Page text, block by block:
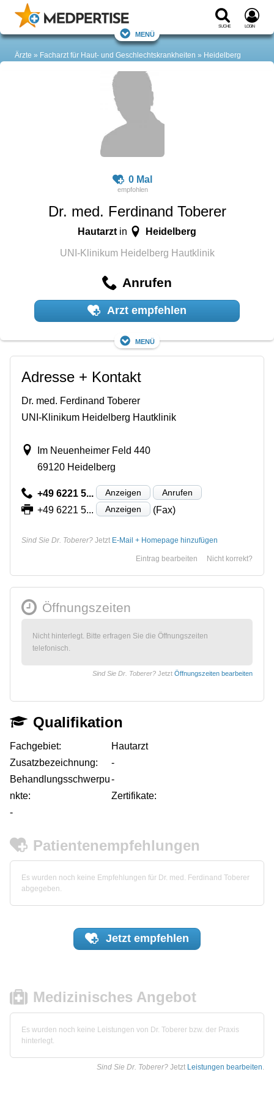
Suche Login
Menü
Ärzte Facharzt für Haut- und Geschlechtskrankheiten Heidelberg
0 Mal
Dr. med. Ferdinand Toberer
Hautarzt in Heidelberg
UNI-Klinikum Heidelberg Hautklinik
Anrufen
Arzt empfehlen
Menü
Adresse + Kontakt
Dr. med. Ferdinand Toberer
UNI-Klinikum Heidelberg Hautklinik
Im Neuenheimer Feld 440
69120 Heidelberg
+49 6221 5... Anzeigen Anrufen
+49 6221 5... Anzeigen (Fax)
Sind Sie Dr. Toberer? Jetzt E-Mail + Homepage hinzufügen
Nicht korrekt?
Eintrag bearbeiten
Öffnungszeiten
Nicht hinterlegt. Bitte erfragen Sie die Öffnungszeiten
telefonisch.
Sind Sie Dr. Toberer? Jetzt Öffnungszeiten bearbeiten
Qualifikation
Fachgebiet:
Hautarzt
Zusatzbezeichnung:
-
Behandlungsschwerpu
nkte:
-
Zertifikate:
-
Patientenempfehlungen
Es wurden noch keine Empfehlungen für Dr. med. Ferdinand Toberer
abgegeben.
Jetzt empfehlen
Medizinisches Angebot
Es wurden noch keine Leistungen von Dr. Toberer bzw. der Praxis
hinterlegt.
Sind Sie Dr. Toberer? Jetzt Leistungen bearbeiten.